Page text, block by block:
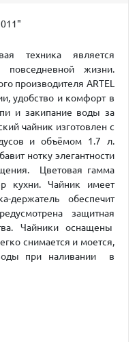
техника является
жизни.
производителя ARTEL
удобство и комфорт в
и закипание воды за
чайник изготовлен с
и объёмом 1.7 л.
нотку элегантности
Цветовая гамма
кухни. Чайник имеет
держатель обеспечит
защитная
Чайники оснащены
снимается и моется,
при наливании в